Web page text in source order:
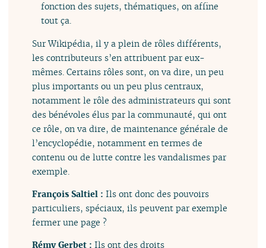
fonction des sujets, thématiques, on affine
tout ça.
Sur Wikipédia, il y a plein de rôles différents,
les contributeurs s’en attribuent par eux-
mêmes. Certains rôles sont, on va dire, un peu
plus importants ou un peu plus centraux,
notamment le rôle des administrateurs qui sont
des bénévoles élus par la communauté, qui ont
ce rôle, on va dire, de maintenance générale de
l’encyclopédie, notamment en termes de
contenu ou de lutte contre les vandalismes par
exemple.
François Saltiel :Ils ont donc des pouvoirs
particuliers, spéciaux, ils peuvent par exemple
fermer une page ?
Rémy Gerbet :Ils ont des droits